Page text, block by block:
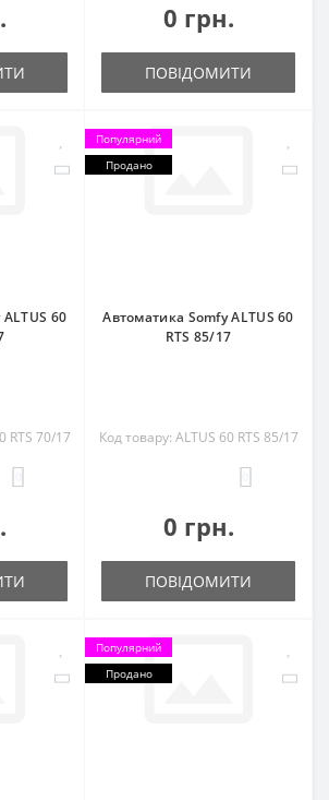
0 грн.
ПОВІДОМИТИ
60
RTS 70/17
Популярний
Продано
Автоматика Somfy ALTUS 60
RTS 85/17
Код товару: ALTUS 60 RTS 85/17
0 грн.
ПОВІДОМИТИ
Популярний
Продано